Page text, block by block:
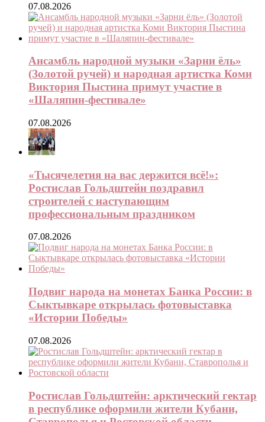
07.08.2026
Ансамбль народной музыки «Зарни ёль»
(Золотой ручей) и народная артистка Коми
Виктория Пыстина примут участие в
«Шаляпин-фестивале»
07.08.2026
«Тысячелетия на вас держится всё!»:
Ростислав Гольдштейн поздравил
строителей с наступающим
профессиональным праздником
07.08.2026
Подвиг народа на монетах Банка России: в
Сыктывкаре открылась фотовыставка
«Истории Победы»
07.08.2026
Ростислав Гольдштейн: арктический гектар
в республике оформили жители Кубани,